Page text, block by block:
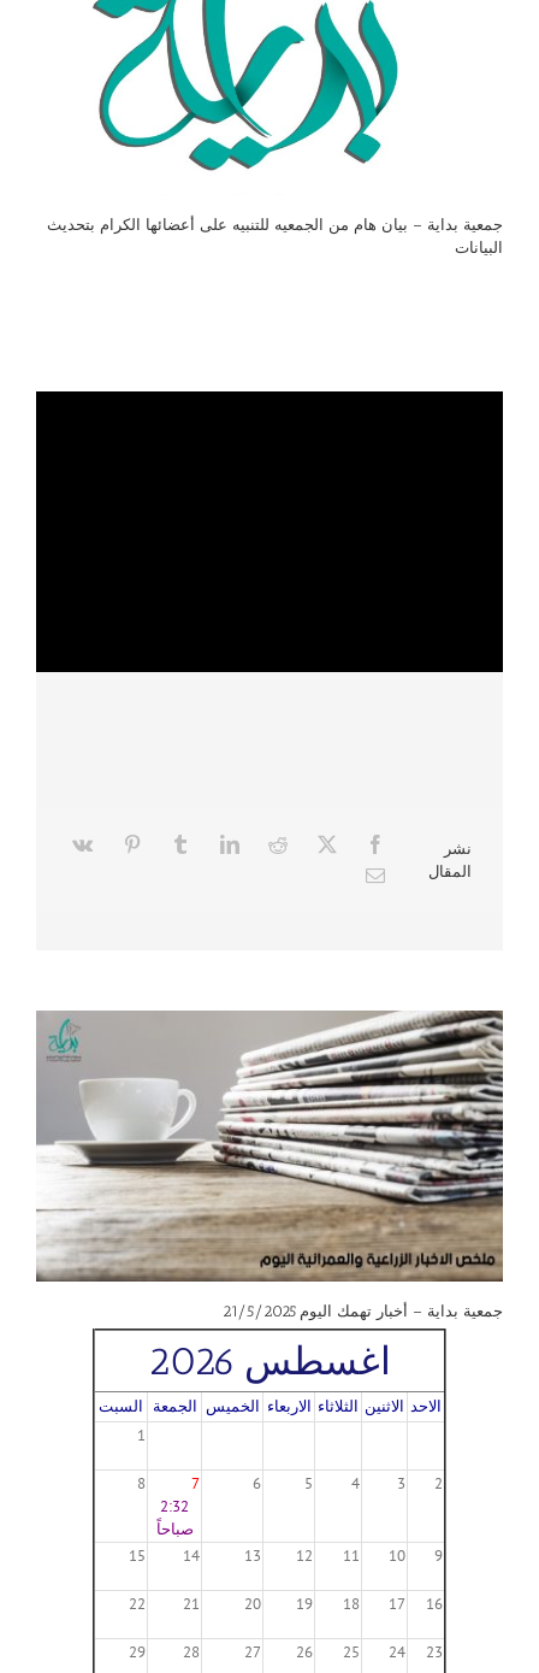
جمعية بداية – بيان هام من الجمعيه للتنبيه على أعضائها الكرام بتحديث
البيانات
نشر
المقال
جمعية بداية – أخبار تهمك اليوم 21/5/2025
اغسطس 2026
الاحد الاثنين الثلاثاء الاربعاء الخميس الجمعة السبت
1
2
3
4
5
6
7
2:32
صباحاً
8
9
10
11
12
13
14
15
16
17
18
19
20
21
22
23
24
25
26
27
28
29